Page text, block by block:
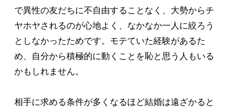
で異性の友だちに不自由することなく、大勢からチ
ヤホヤされるのが心地よく、なかなか一人に絞ろう
としなかったためです。モテていた経験があるた
め、自分から積極的に動くことを恥と思う人もいる
かもしれません。
相手に求める条件が多くなるほど結婚は遠ざかると